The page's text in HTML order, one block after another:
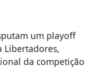
um playoff
Libertadores,
da competição